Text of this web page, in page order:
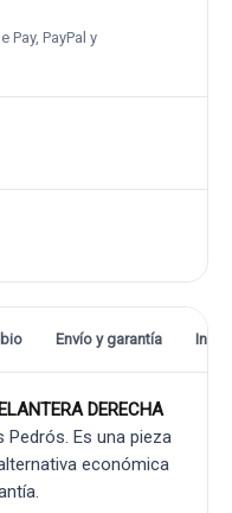
Pay, PayPal y
Envío y garantía
DERECHA
Pedrós. Es una pieza
económica